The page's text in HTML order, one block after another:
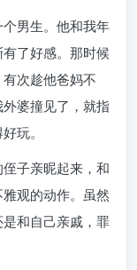
男生。他和我年
了好感。那时候
次趁他爸妈不
婆撞见了，就指
玩。
子亲昵起来，和
观的动作。虽然
和自己亲戚，罪